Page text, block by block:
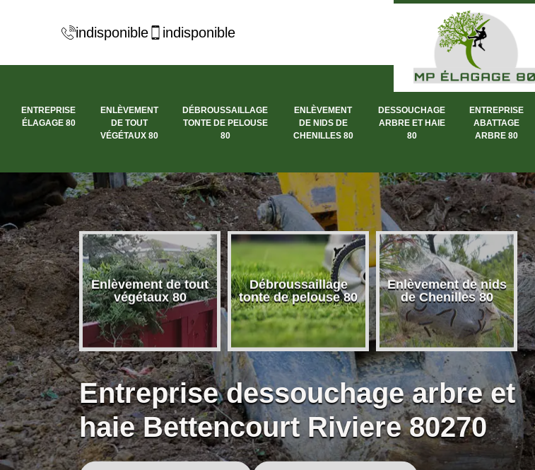
indisponible indisponible
ENTREPRISE
ÉLAGAGE 80
ENLÈVEMENT
DE TOUT
VÉGÉTAUX 80
DÉBROUSSAILLAGE
TONTE DE PELOUSE
80
ENLÈVEMENT
DE NIDS DE
CHENILLES 80
DESSOUCHAGE
ARBRE ET HAIE
80
ENTREPRISE
ABATTAGE
ARBRE 80
élagage
Enlèvement de tout
végétaux 80
Débroussaillage
tonte de pelouse 80
Enlèvement de nids
de Chenilles 80
Entreprise dessouchage arbre et
haie Bettencourt Riviere 80270